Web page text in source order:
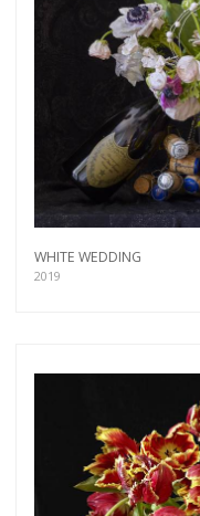
WHITE WEDDING
2019
Get
As a member of
you will recieve
exclusive